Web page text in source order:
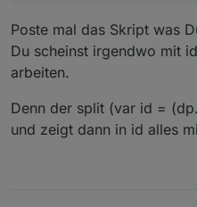
Poste mal das Skript was
Du scheinst irgendwo mit
arbeiten.
Denn der split (var id =
und zeigt dann in id alles